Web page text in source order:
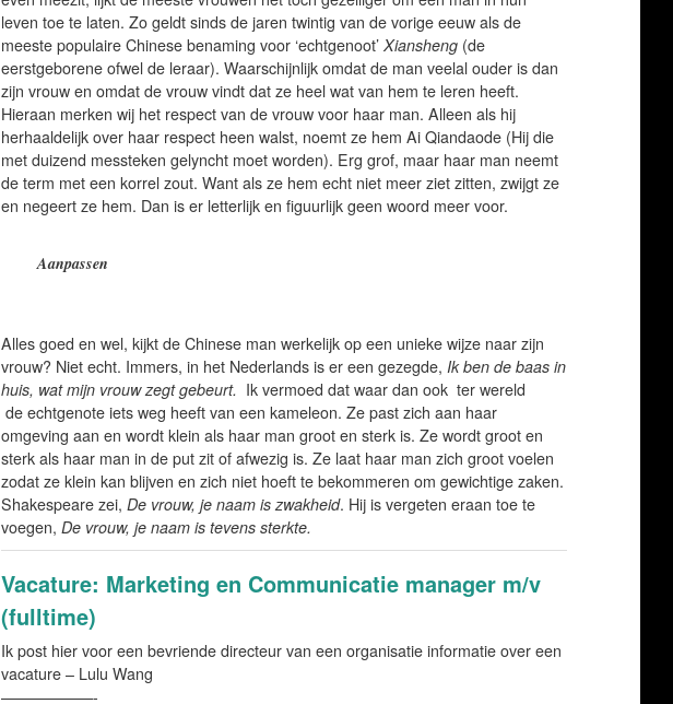
leven toe te laten. Zo geldt sinds de jaren twintig van de vorige eeuw als de
meeste populaire Chinese benaming voor ‘echtgenoot’ Xiansheng(de
eerstgeborene ofwel de leraar). Waarschijnlijk omdat de man veelal ouder is dan
zijn vrouw en omdat de vrouw vindt dat ze heel wat van hem te leren heeft.
Hieraan merken wij het respect van de vrouw voor haar man. Alleen als hij
herhaaldelijk over haar respect heen walst, noemt ze hem Ai Qiandaode (Hij die
met duizend messteken gelyncht moet worden). Erg grof, maar haar man neemt
de term met een korrel zout. Want als ze hem echt niet meer ziet zitten, zwijgt ze
en negeert ze hem. Dan is er letterlijk en figuurlijk geen woord meer voor.
Aanpassen
Alles goed en wel, kijkt de Chinese man werkelijk op een unieke wijze naar zijn
vrouw? Niet echt. Immers, in het Nederlands is er een gezegde, Ik ben de baas in
huis, wat mijn vrouw zegt gebeurt. Ik vermoed dat waar dan ook ter wereld
de echtgenote iets weg heeft van een kameleon. Ze past zich aan haar
omgeving aan en wordt klein als haar man groot en sterk is. Ze wordt groot en
sterk als haar man in de put zit of afwezig is. Ze laat haar man zich groot voelen
zodat ze klein kan blijven en zich niet hoeft te bekommeren om gewichtige zaken.
Shakespeare zei, De vrouw, je naam is zwakheid. Hij is vergeten eraan toe te
voegen, De vrouw, je naam is tevens sterkte.
Vacature: Marketing en Communicatie manager m/v
(fulltime)
Ik post hier voor een bevriende directeur van een organisatie informatie over een
vacature – Lulu Wang
——————-